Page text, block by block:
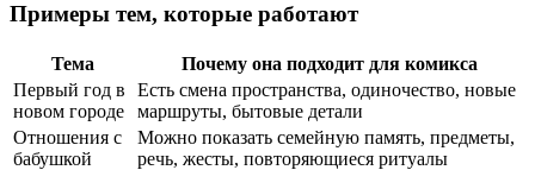
Примеры тем, которые работают
Тема
Почему она подходит для комикса
Первый год в
новом городе
Есть смена пространства, одиночество, новые
маршруты, бытовые детали
Отношения с
бабушкой
Можно показать семейную память, предметы,
речь, жесты, повторяющиеся ритуалы